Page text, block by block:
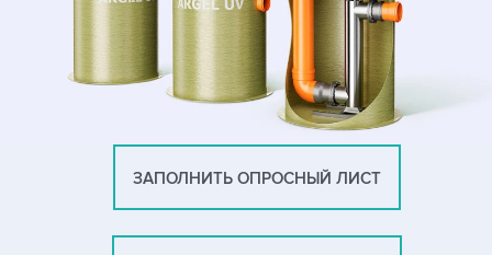
ЗАПОЛНИТЬ ОПРОСНЫЙ ЛИСТ